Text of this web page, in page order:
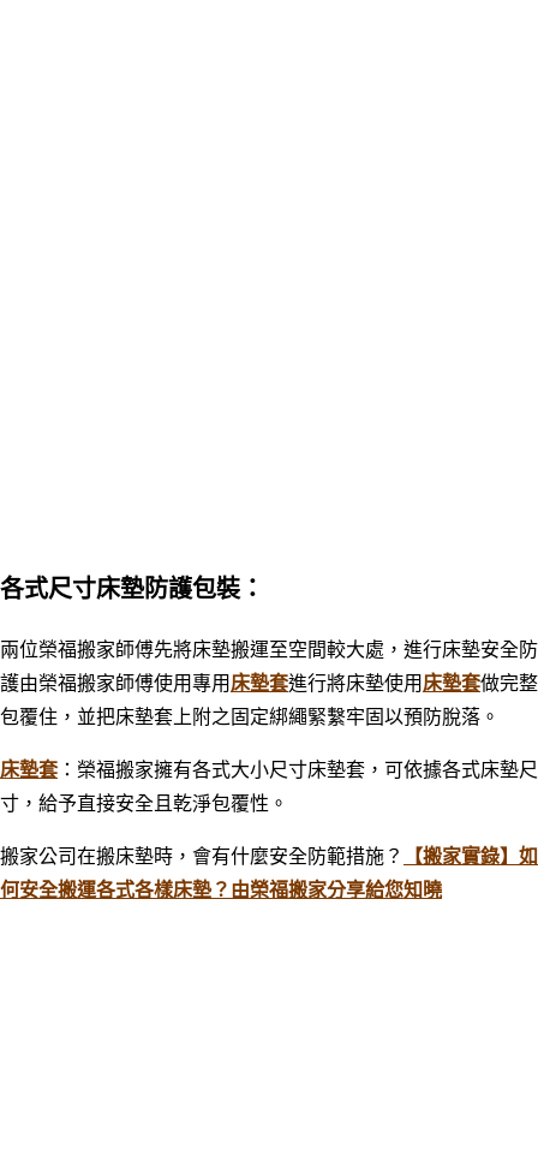
各式尺寸床墊防護包裝：
兩位榮福搬家師傅先將床墊搬運至空間較大處，進行床墊安全防
護由榮福搬家師傅使用專用 床墊套進行將床墊使用 床墊套做完整
包覆住，並把床墊套上附之固定綁繩緊繫牢固以預防脫落。
床墊套：榮福搬家擁有各式大小尺寸床墊套，可依據各式床墊尺
寸，給予直接安全且乾淨包覆性。
搬家公司在搬床墊時，會有什麼安全防範措施？
【搬家實錄】如
何安全搬運各式各樣床墊？由榮福搬家分享給您知曉